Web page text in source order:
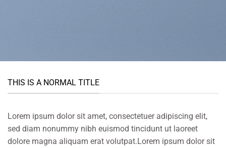
THIS IS A NORMAL TITLE
Lorem ipsum dolor sit amet, consectetuer adipiscing elit,
sed diam nonummy nibh euismod tincidunt ut laoreet
dolore magna aliquam erat volutpat.Lorem ipsum dolor sit